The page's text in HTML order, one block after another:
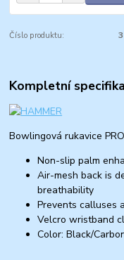
Číslo produktu: 3
Kompletní
Bowlingová rukavice
Non-slip palm
Air-mesh back is
breathability
Prevents calluses
Velcro wristband
Color: Black/